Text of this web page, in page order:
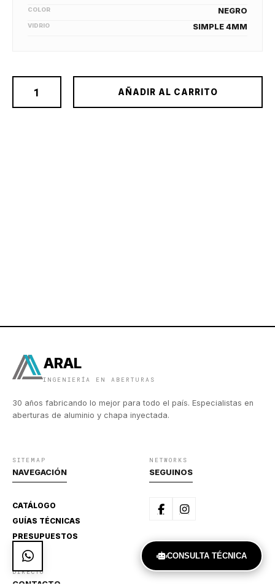
COLOR NEGRO
VIDRIO SIMPLE 4MM
AÑADIR AL CARRITO
ARAL
INGENIERÍA EN ABERTURAS
30 años fabricando lo mejor para todo el país. Especialistas en
aberturas de aluminio y chapa inyectada.
SITEMAP
NAVEGACIÓN
CATÁLOGO
GUÍAS TÉCNICAS
PRESUPUESTOS
NETWORKS
SEGUINOS
DIRECTO
CONTACTO
CONSULTA TÉCNICA